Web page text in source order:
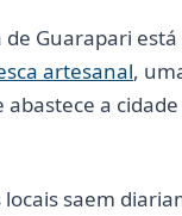
de Guarapari
artesanal,
a
locais saem